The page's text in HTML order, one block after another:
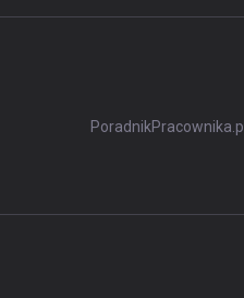
PoradnikPracownika.pl